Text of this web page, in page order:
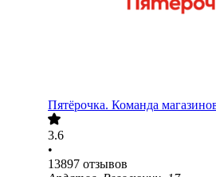
Пятёрочка. Команда
3.6
•
13897 отзывов